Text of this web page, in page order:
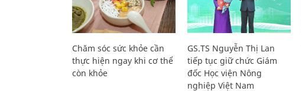
Chăm sóc sức khỏe cần
thực hiện ngay khi cơ thể
còn khỏe
GS.TS Nguyễn Thị Lan
tiếp tục giữ chức Giám
đốc Học viện Nông
nghiệp Việt Nam